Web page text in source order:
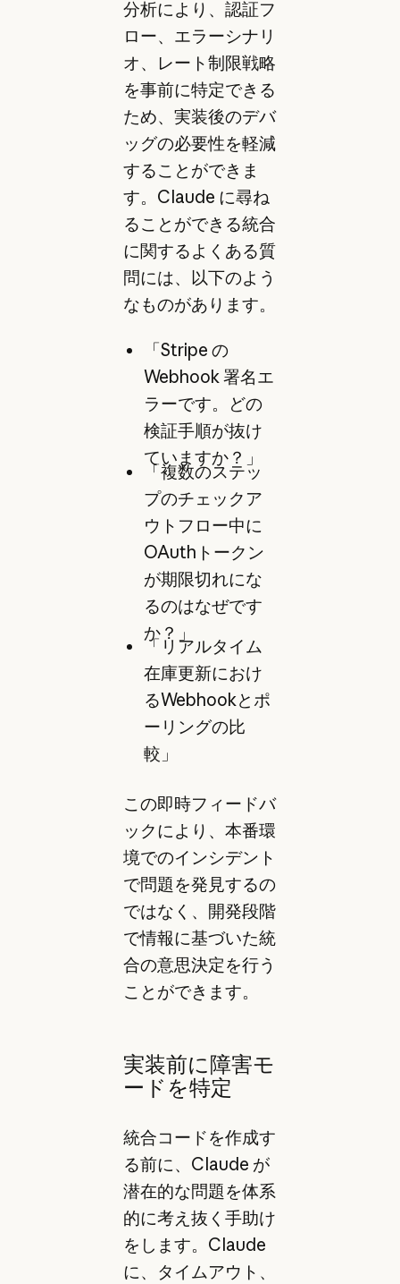
分析により、認証フ
ロー、エラーシナリ
オ、レート制限戦略
を事前に特定できる
ため、実装後のデバ
ッグの必要性を軽減
することができま
す。Claude に尋ね
ることができる統合
に関するよくある質
問には、以下のよう
なものがあります。
「Stripe の
Webhook 署名エ
ラーです。どの
検証手順が抜け
ていますか？」
「複数のステッ
プのチェックア
ウトフロー中に
OAuthトークン
が期限切れにな
るのはなぜです
か？」
「リアルタイム
在庫更新におけ
るWebhookとポ
ーリングの比
較」
この即時フィードバ
ックにより、本番環
境でのインシデント
で問題を発見するの
ではなく、開発段階
で情報に基づいた統
合の意思決定を行う
ことができます。
実装前に障害モ
ードを特定
統合コードを作成す
る前に、Claude が
潜在的な問題を体系
的に考え抜く手助け
をします。Claude
に、タイムアウト、